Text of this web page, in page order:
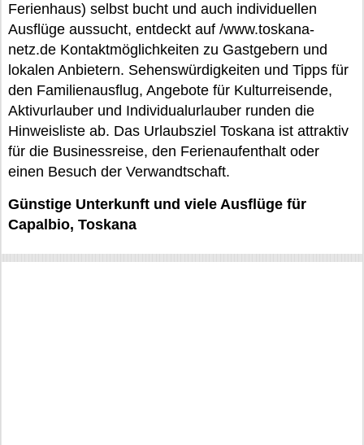
Ferienhaus) selbst bucht und auch individuellen
Ausflüge aussucht, entdeckt auf /www.toskana-
netz.de Kontaktmöglichkeiten zu Gastgebern und
lokalen Anbietern. Sehenswürdigkeiten und Tipps für
den Familienausflug, Angebote für Kulturreisende,
Aktivurlauber und Individualurlauber runden die
Hinweisliste ab. Das Urlaubsziel Toskana ist attraktiv
für die Businessreise, den Ferienaufenthalt oder
einen Besuch der Verwandtschaft.
Günstige Unterkunft und viele Ausflüge für
Capalbio, Toskana